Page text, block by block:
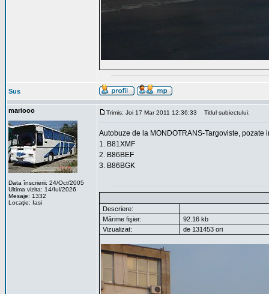
Sus
mariooo
Data înscrierii: 24/Oct/2005
Ultima vizita: 14/Iul/2026
Mesaje: 1332
Locaţie: Iasi
Trimis: Joi 17 Mar 2011 12:36:33 Titlul subiectului:
Autobuze de la MONDOTRANS-Targoviste, pozate
1. B81XMF
2. B86BEF
3. B86BGK
Descriere:
Mărime fişier:
92.16 kb
Vizualizat:
de 131453 ori